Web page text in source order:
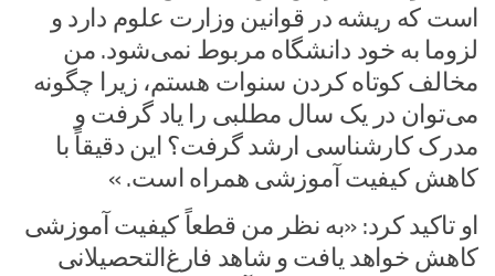
است که ریشه در قوانین وزارت علوم دارد و
لزوما به خود دانشگاه مربوط نمی‌شود. من
مخالف کوتاه کردن سنوات هستم، زیرا چگونه
می‌توان در یک سال مطلبی را یاد گرفت و
مدرک کارشناسی ارشد گرفت؟ این دقیقاً با
کاهش کیفیت آموزشی همراه است. »
او تاکید کرد: «به نظر من قطعاً کیفیت آموزشی
کاهش خواهد یافت و شاهد فارغ‌التحصیلانی